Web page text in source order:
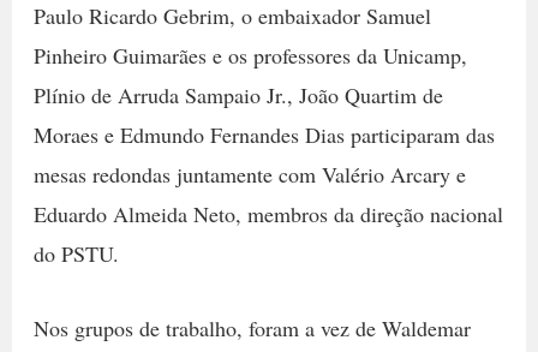
Paulo Ricardo Gebrim, o embaixador Samuel
Pinheiro Guimarães e os professores da Unicamp,
Plínio de Arruda Sampaio Jr., João Quartim de
Moraes e Edmundo Fernandes Dias participaram das
mesas redondas juntamente com Valério Arcary e
Eduardo Almeida Neto, membros da direção nacional
do PSTU.
Nos grupos de trabalho, foram a vez de Waldemar